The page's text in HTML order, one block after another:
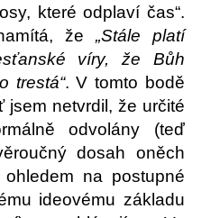
které odplaví čas“.
že „Stále platí
víry, že Bůh
trestá“. V tomto bodě
jsem netvrdil, že určité
odvolány (teď
dosah oněch
na postupné
ideovému základu